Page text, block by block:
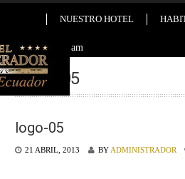
NUESTRO HOTEL
2026-08-06 3:06 am
LOGO-05
logo-05
21 ABRIL, 2013 BY ADMINISTRADOR